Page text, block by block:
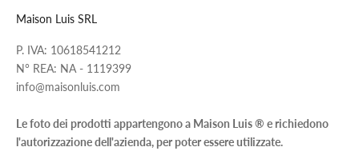
Maison Luis SRL
P. IVA: 10618541212
N° REA: NA - 1119399
info@maisonluis.com
Le foto dei prodotti appartengono a Maison Luis ® e richiedono
l'autorizzazione dell'azienda, per poter essere utilizzate.